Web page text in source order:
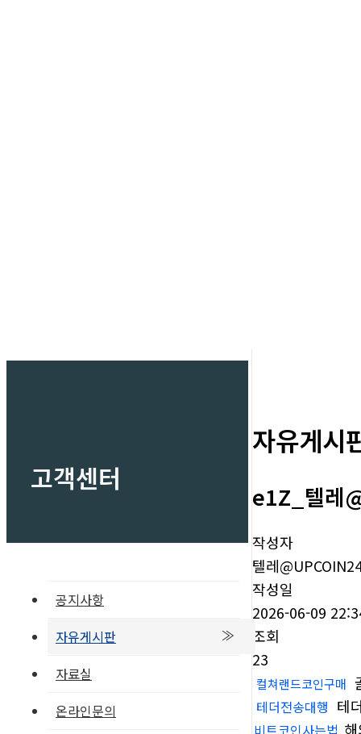
고객센터
공지사항
자유게시판
자료실
온라인문의
자유게시
e1Z_텔레
작성자
텔레
작성일
2026-06-09
조회
23
컬쳐랜드코인구매
테더전송대행 테
비트코인사는법